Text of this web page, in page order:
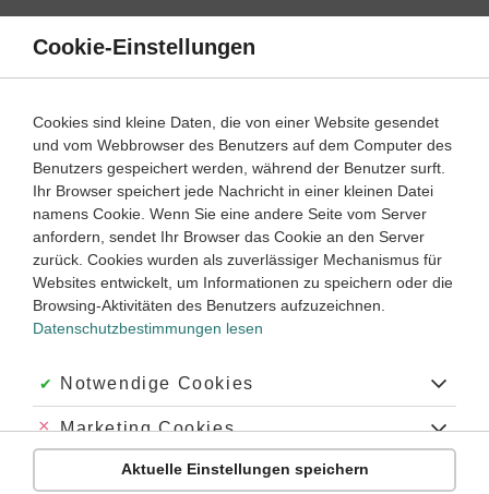
Direkt
Inhalt
Lernwege mit Erklär- und Anleitungsvideos
Physik Klasse 9‐10
Geostationäre Satelliten
Übung
Video
2
Jetzt lernen
Cookie-Einstellungen
Cookies sind kleine Daten, die von einer Website gesendet
und vom Webbrowser des Benutzers auf dem Computer des
Benutzers gespeichert werden, während der Benutzer surft.
Ihr Browser speichert jede Nachricht in einer kleinen Datei
namens Cookie. Wenn Sie eine andere Seite vom Server
anfordern, sendet Ihr Browser das Cookie an den Server
zurück. Cookies wurden als zuverlässiger Mechanismus für
Websites entwickelt, um Informationen zu speichern oder die
Browsing-Aktivitäten des Benutzers aufzuzeichnen.
Datenschutzbestimmungen lesen
Akzeptiert:
Notwendige Cookies
Abgelehnt:
Marketing Cookies
Abgelehnt:
Personalisierungs-Cookies
Aktuelle Einstellungen speichern